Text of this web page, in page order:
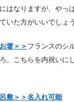
はなりますが、やっ
いた方がいいでしょう
箸＞＞ フランスのシ
。こちらを内祝いに
敷＞＞名入れ可能